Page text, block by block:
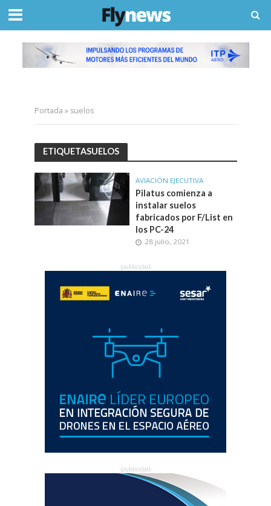
Portada » suelos
ETIQUETASUELOS
AVIACIÓN EJECUTIVA
Pilatus comienza a
instalar suelos
fabricados por F/List en
los PC-24
28 julio, 2021